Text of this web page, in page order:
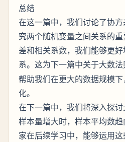
总结
在这一篇中，我们讨论了协
究两个随机变量之间关系的
差和相关系数，我们能够更
系。这为下一篇中关于大数法
帮助我们在更大的数据规模
化。
在下一篇中，我们将深入探
样本量增大时，样本平均数
家在后续学习中，能够运用这